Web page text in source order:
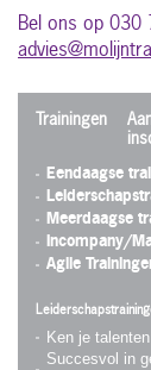
Bel ons op 030
Trainingen
Eendaagse
Meerdaagse
Incompany/
Agile
Ken je talenten
Succesvol in